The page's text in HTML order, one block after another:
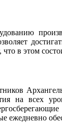
в этом
на всех